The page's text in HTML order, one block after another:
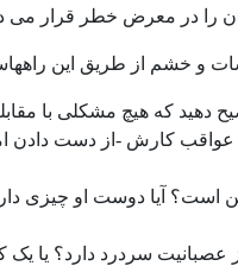
را در معرض خطر قرار می
و خشم از طریق این
دهید که هیچ مشکلی با
عواقب کارش -از دست دادن
است؟ آیا دوست او چیزی
از عصبانیت سردرد دارد؟